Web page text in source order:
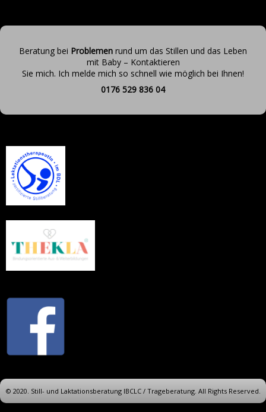
Beratung bei Problemen rund um das Stillen und das Leben
mit Baby – Kontaktieren
Sie mich. Ich melde mich so schnell wie möglich bei Ihnen!
0176 529 836 04
© 2020. Still- und Laktationsberatung IBCLC / Trageberatung. All Rights Reserved.